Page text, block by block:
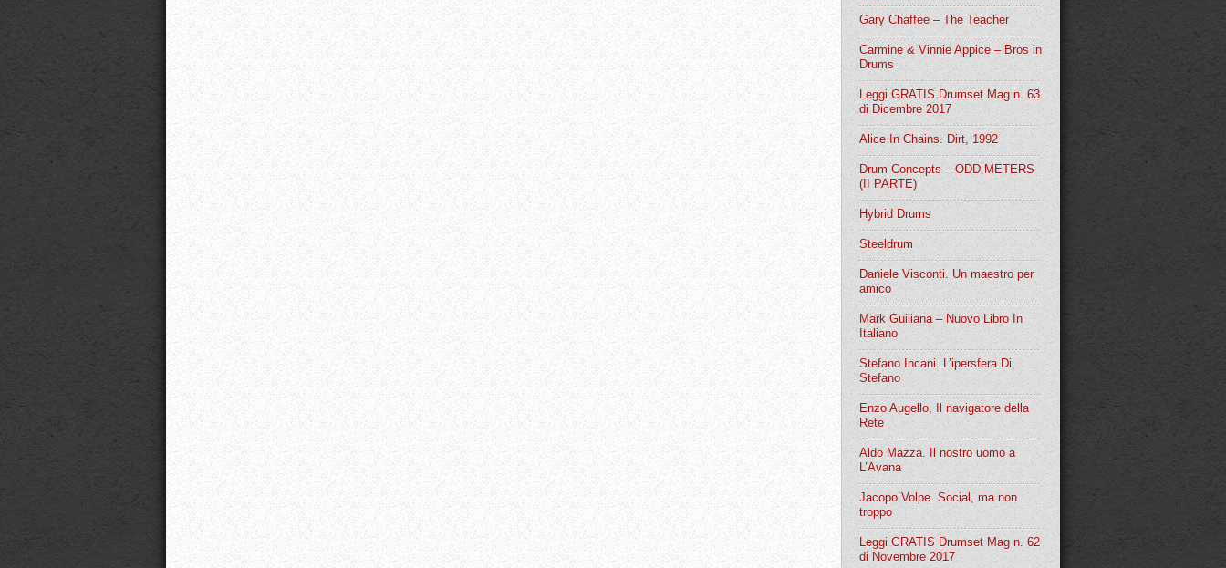
Gary Chaffee – The Teacher
Carmine & Vinnie Appice – Bros in
Drums
Leggi GRATIS Drumset Mag n. 63
di Dicembre 2017
Alice In Chains. Dirt, 1992
Drum Concepts – ODD METERS
(II PARTE)
Hybrid Drums
Steeldrum
Daniele Visconti. Un maestro per
amico
Mark Guiliana – Nuovo Libro In
Italiano
Stefano Incani. L’ipersfera Di
Stefano
Enzo Augello, Il navigatore della
Rete
Aldo Mazza. Il nostro uomo a
L’Avana
Jacopo Volpe. Social, ma non
troppo
Leggi GRATIS Drumset Mag n. 62
di Novembre 2017